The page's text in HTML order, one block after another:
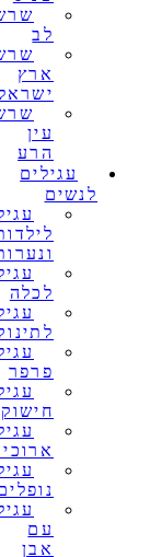
לב
ארץ
עין
הרע
עגילים
לנשים
לכלה
פרפר
חישוק
עם
אבן